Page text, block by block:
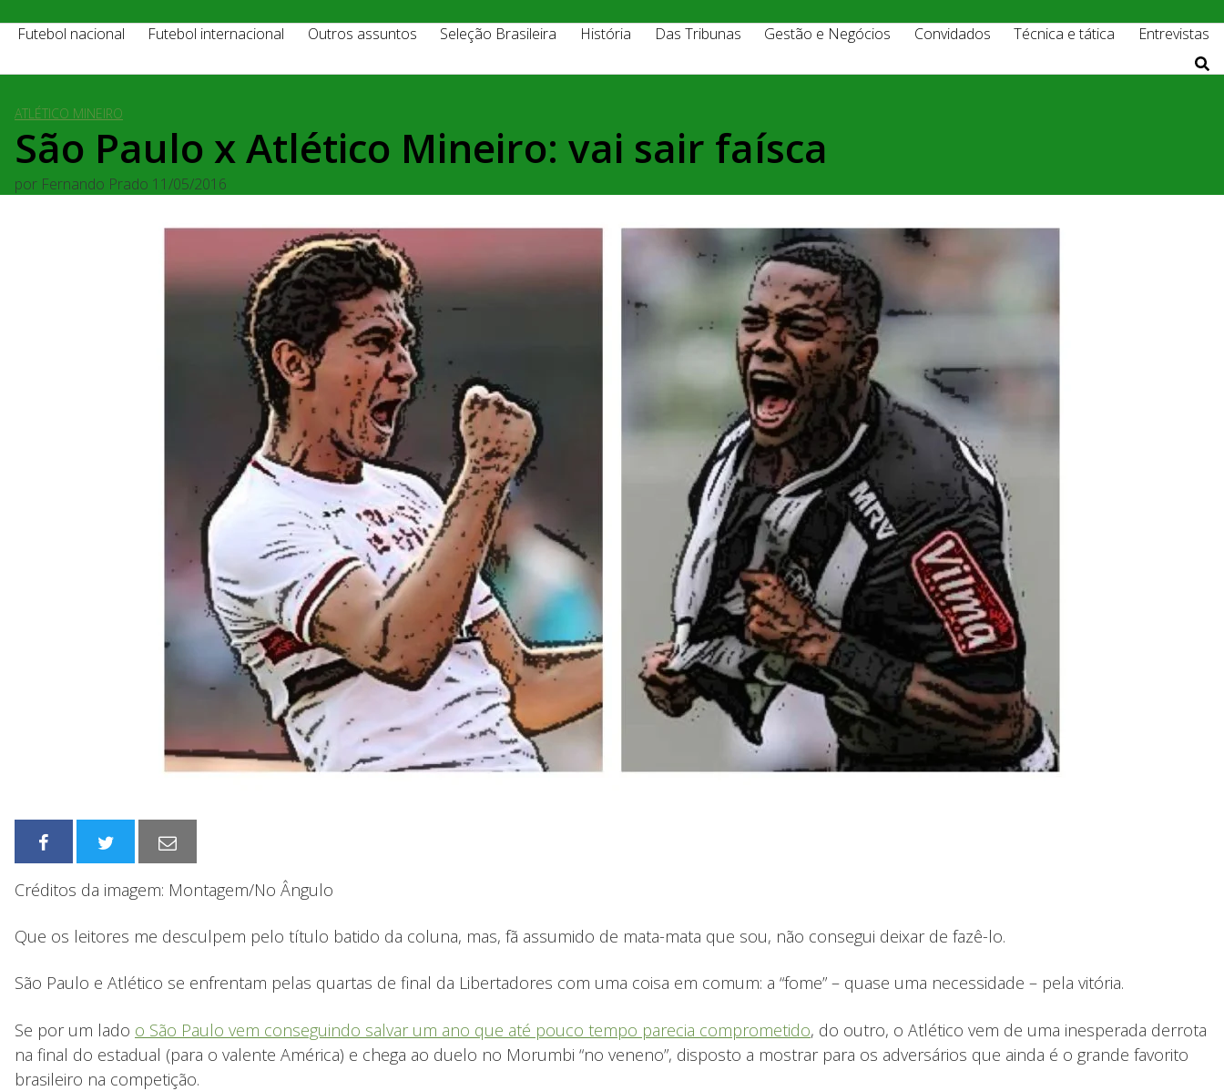
Futebol nacional Futebol internacional Outros assuntos Seleção Brasileira História Das Tribunas Gestão e Negócios Convidados Técnica e tática Entrevistas
ATLÉTICO MINEIRO
São Paulo x Atlético Mineiro: vai sair faísca
por Fernando Prado 11/05/2016
Créditos da imagem: Montagem/No Ângulo
Que os leitores me desculpem pelo título batido da coluna, mas, fã assumido de mata-mata que sou, não consegui deixar de fazê-lo.
São Paulo e Atlético se enfrentam pelas quartas de final da Libertadores com uma coisa em comum: a “fome” – quase uma necessidade – pela vitória.
Se por um lado o São Paulo vem conseguindo salvar um ano que até pouco tempo parecia comprometido, do outro, o Atlético vem de uma inesperada derrota
na final do estadual (para o valente América) e chega ao duelo no Morumbi “no veneno”, disposto a mostrar para os adversários que ainda é o grande favorito
brasileiro na competição.